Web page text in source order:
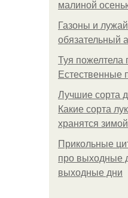
малиной
Газоны и
обязательный
Туя пожелтела
Естественные
Лучшие сорта
Какие сорта
хранятся зимой
Прикольные
про выходные
выходные дни